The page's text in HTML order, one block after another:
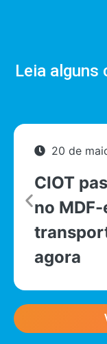
Leia alguns
20 de
CIOT
no
agora